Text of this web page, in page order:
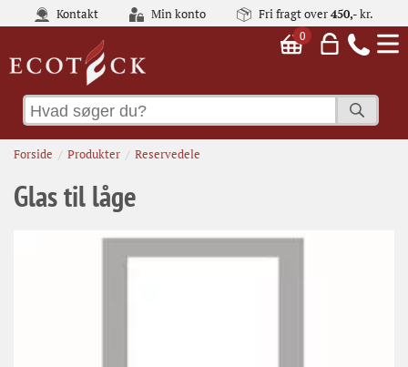
Kontakt Min konto Fri fragt over450,-kr.
0
Forside Produkter Reservedele
Glas til låge